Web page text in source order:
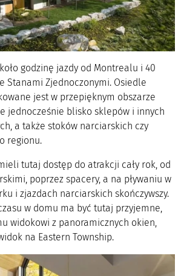
godzinę jazdy od Montrealu i 40
Stanami Zjednoczonymi. Osiedle
jest w przepięknym obszarze
jednocześnie blisko sklepów i innych
a także stoków narciarskich czy
regionu.
tutaj dostęp do atrakcji cały rok, od
poprzez spacery, a na pływaniu w
i zjazdach narciarskich skończywszy.
w domu ma być tutaj przyjemne,
widokowi z panoramicznych okien,
na Eastern Township.